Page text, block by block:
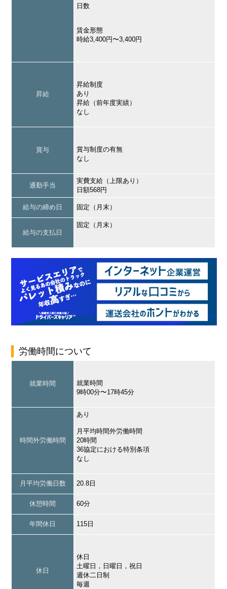
日数
賃金形態
時給3,400円〜3,400円
昇給
昇給制度
あり
昇給（前年度実績）
なし
賞与
賞与制度の有無
なし
通勤手当
実費支給（上限あり）
日額568円
給与の締め日 固定（月末）
給与の支払日
固定（月末）
労働時間について
就業時間
就業時間
9時00分〜17時45分
時間外労働時間
あり
月平均時間外労働時間
20時間
36協定における特別条項
なし
月平均労働日数 20.8日
休憩時間 60分
年間休日 115日
休日
休日
土曜日，日曜日，祝日
週休二日制
毎週